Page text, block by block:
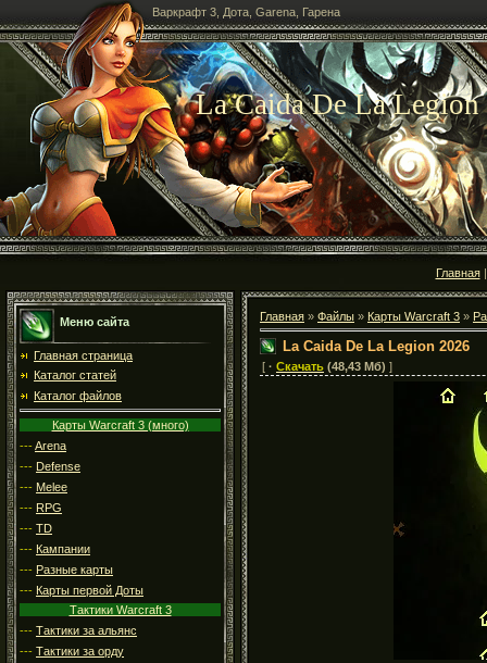
Варкрафт 3, Дота, Garena, Гарена
La Caida De La Legion
Главная
Меню сайта
Главная страница
Каталог статей
Каталог файлов
Карты Warcraft 3 (много)
---Arena
--- Defense
--- Melee
--- RPG
--- TD
--- Кампании
--- Разные карты
--- Карты первой Доты
Тактики Warcraft 3
--- Тактики за альянс
--- Тактики за орду
Главная » Файлы » Карты Warcraft 3 »
La Caida De La Legion 2026
[ · Скачать (48,43 Мб) ]